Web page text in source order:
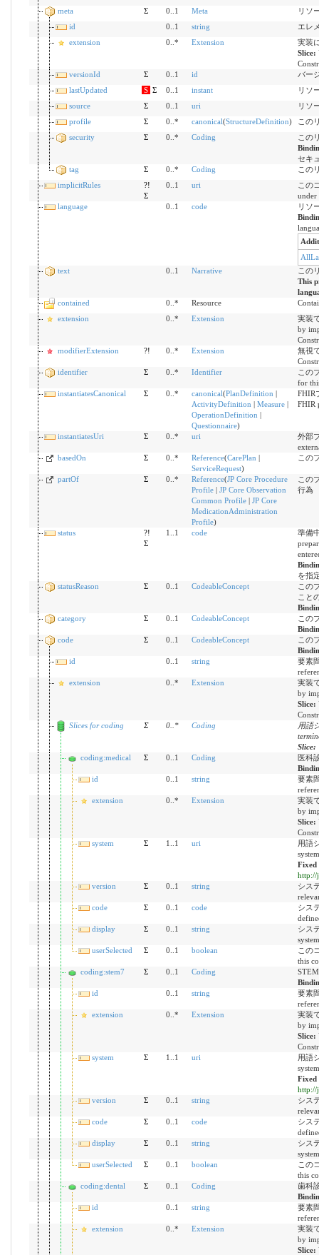
meta
Σ 0..1 Meta
リソ
id
0..1 string
エレ
extension
0..* Extension
実装
Slice:
versionId
Σ 0..1 id
バー
lastUpdated
S Σ 0..1 instant
リソ
source
Σ 0..1 uri
リソ
profile
Σ 0..* canonical(StructureDefinition)
この
security
Σ 0..* Coding
この
セキ
tag
Σ 0..* Coding
この
implicitRules
?!
Σ
0..1 uri
この
under
language
0..1 code
リソ
text
0..1 Narrative
この
This
contained
0..* Resource
extension
0..* Extension
実装
by
modifierExtension
?! 0..* Extension
無視
identifier
Σ 0..* Identifier
この
for
instantiatesCanonical
Σ 0..* canonical(PlanDefinition |
ActivityDefinition | Measure|
OperationDefinition |
Questionnaire)
FHIR
FHIR
instantiatesUri Σ 0..* uri
外部
basedOn
Σ 0..* Reference(CarePlan |
ServiceRequest)
この
partOf Σ 0..* Reference(JP Core Procedure
Profile| JP Core Observation
Common Profile| JP Core
MedicationAdministration
Profile)
この
行為
status
?!
Σ
1..1 code
準備
を指
statusReason
Σ 0..1 CodeableConcept
この
こと
category
Σ 0..1 CodeableConcept
この
code
Σ 0..1 CodeableConcept
この
id
0..1 string
要素
extension
0..* Extension
実装
by
Slice:
Slices for coding
Σ 0.. * Coding
用語
Slice:
coding:medical
Σ 0..1 Coding
医科
id
0..1 string
要素
extension
0..* Extension
実装
by
Slice:
system
Σ 1..1 uri
用語
system
Fixed
http://
version
Σ 0..1 string
シス
code
Σ 0..1 code
シス
display
Σ 0..1 string
シス
system
userSelected
Σ 0..1 boolean
この
this
coding:stem7
Σ 0..1 Coding
id
0..1 string
要素
extension
0..* Extension
実装
by
Slice:
system
Σ 1..1 uri
用語
system
Fixed
http://
version
Σ 0..1 string
シス
code
Σ 0..1 code
シス
display
Σ 0..1 string
シス
system
userSelected
Σ 0..1 boolean
この
this
coding:dental
Σ 0..1 Coding
歯科
id
0..1 string
要素
extension
0..* Extension
実装
by
Slice: